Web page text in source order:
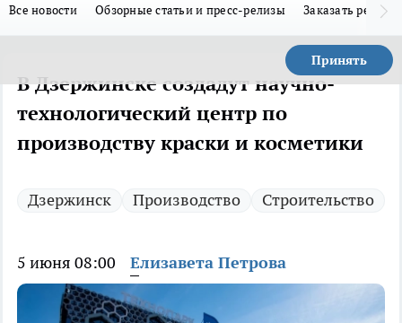
Все новости Обзорные статьи и пресс-релизы Заказать
Принять
В Дзержинске создадут научно-
технологический центр по
производству краски и косметики
Дзержинск Производство Строительство
5 июня 08:00 Елизавета Петрова